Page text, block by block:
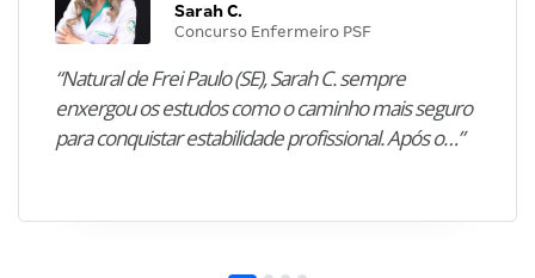
Sarah C.
Concurso Enfermeiro PSF
“Natural de Frei Paulo (SE), Sarah C. sempre
enxergou os estudos como o caminho mais seguro
para conquistar estabilidade profissional. Após o…”